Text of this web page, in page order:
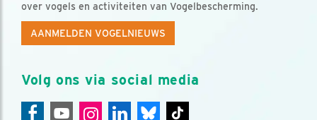
over vogels en activiteiten van Vogelbescherming.
AANMELDEN VOGELNIEUWS
Volg ons via social media